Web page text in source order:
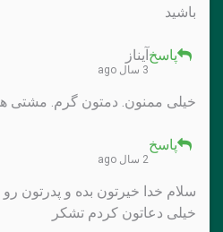
باشید
پاسخآیناز
3 سال ago
خیلی ممنون. دمتون گرم. مشتی
پاسخ
2 سال ago
سلام خدا خیرتون بده و پدرتون
خیلی دعاتون کردم تشکر